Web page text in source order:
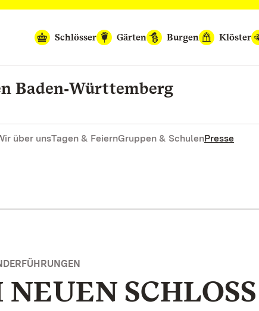
Schlösser
Gärten Burgen Klöster
Baden‑Württemberg
über unsTagen & FeiernGruppen & SchulenPresse
SCHLOSS